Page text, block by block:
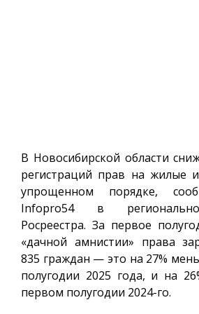
В Новосибирской области
регистраций прав на жилые
упрощенном порядке,
Infopro54в
Росреестра. За первое
«дачной амнистии» права
835 граждан — это на 27%
полугодии 2025 года, и на
первом полугодии 2024-го.